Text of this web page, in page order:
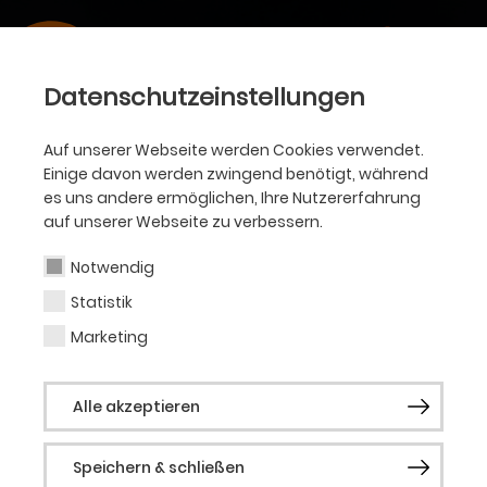
Datenschutzeinstellungen
Auf unserer Webseite werden Cookies verwendet.
Einige davon werden zwingend benötigt, während
es uns andere ermöglichen, Ihre Nutzererfahrung
auf unserer Webseite zu verbessern.
Notwendig
Statistik
Marketing
Alle akzeptieren
Speichern & schließen